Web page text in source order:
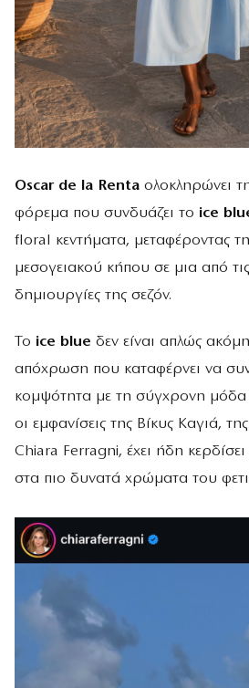
Oscar de la Renta ολοκληρώνει
φόρεμα που συνδυάζει το ice
floral κεντήματα, μεταφέροντας
μεσογειακού κήπου σε μια από
δημιουργίες της σεζόν.
Το ice blue δεν είναι απλώς
απόχρωση που καταφέρνει να
κομψότητα με τη σύγχρονη μόδα
οι εμφανίσεις της Βίκυς Καγιά,
Chiara Ferragni, έχει ήδη
στα πιο δυνατά χρώματα του